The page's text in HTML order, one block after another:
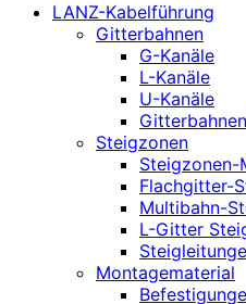
LANZ-Kabelführung
Gitterbahnen
G-Kanäle
L-Kanäle
U-Kanäle
Steigzonen
Steigzonen-
Flachgitter-
Multibahn-
L-Gitter
Montagematerial